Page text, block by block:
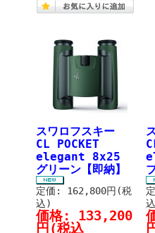
スワロフスキー
CL POCKET
elegant 8x25
グリーン【即納】
定価: 162,800円(税
込)
価格: 133,200
円 (税込